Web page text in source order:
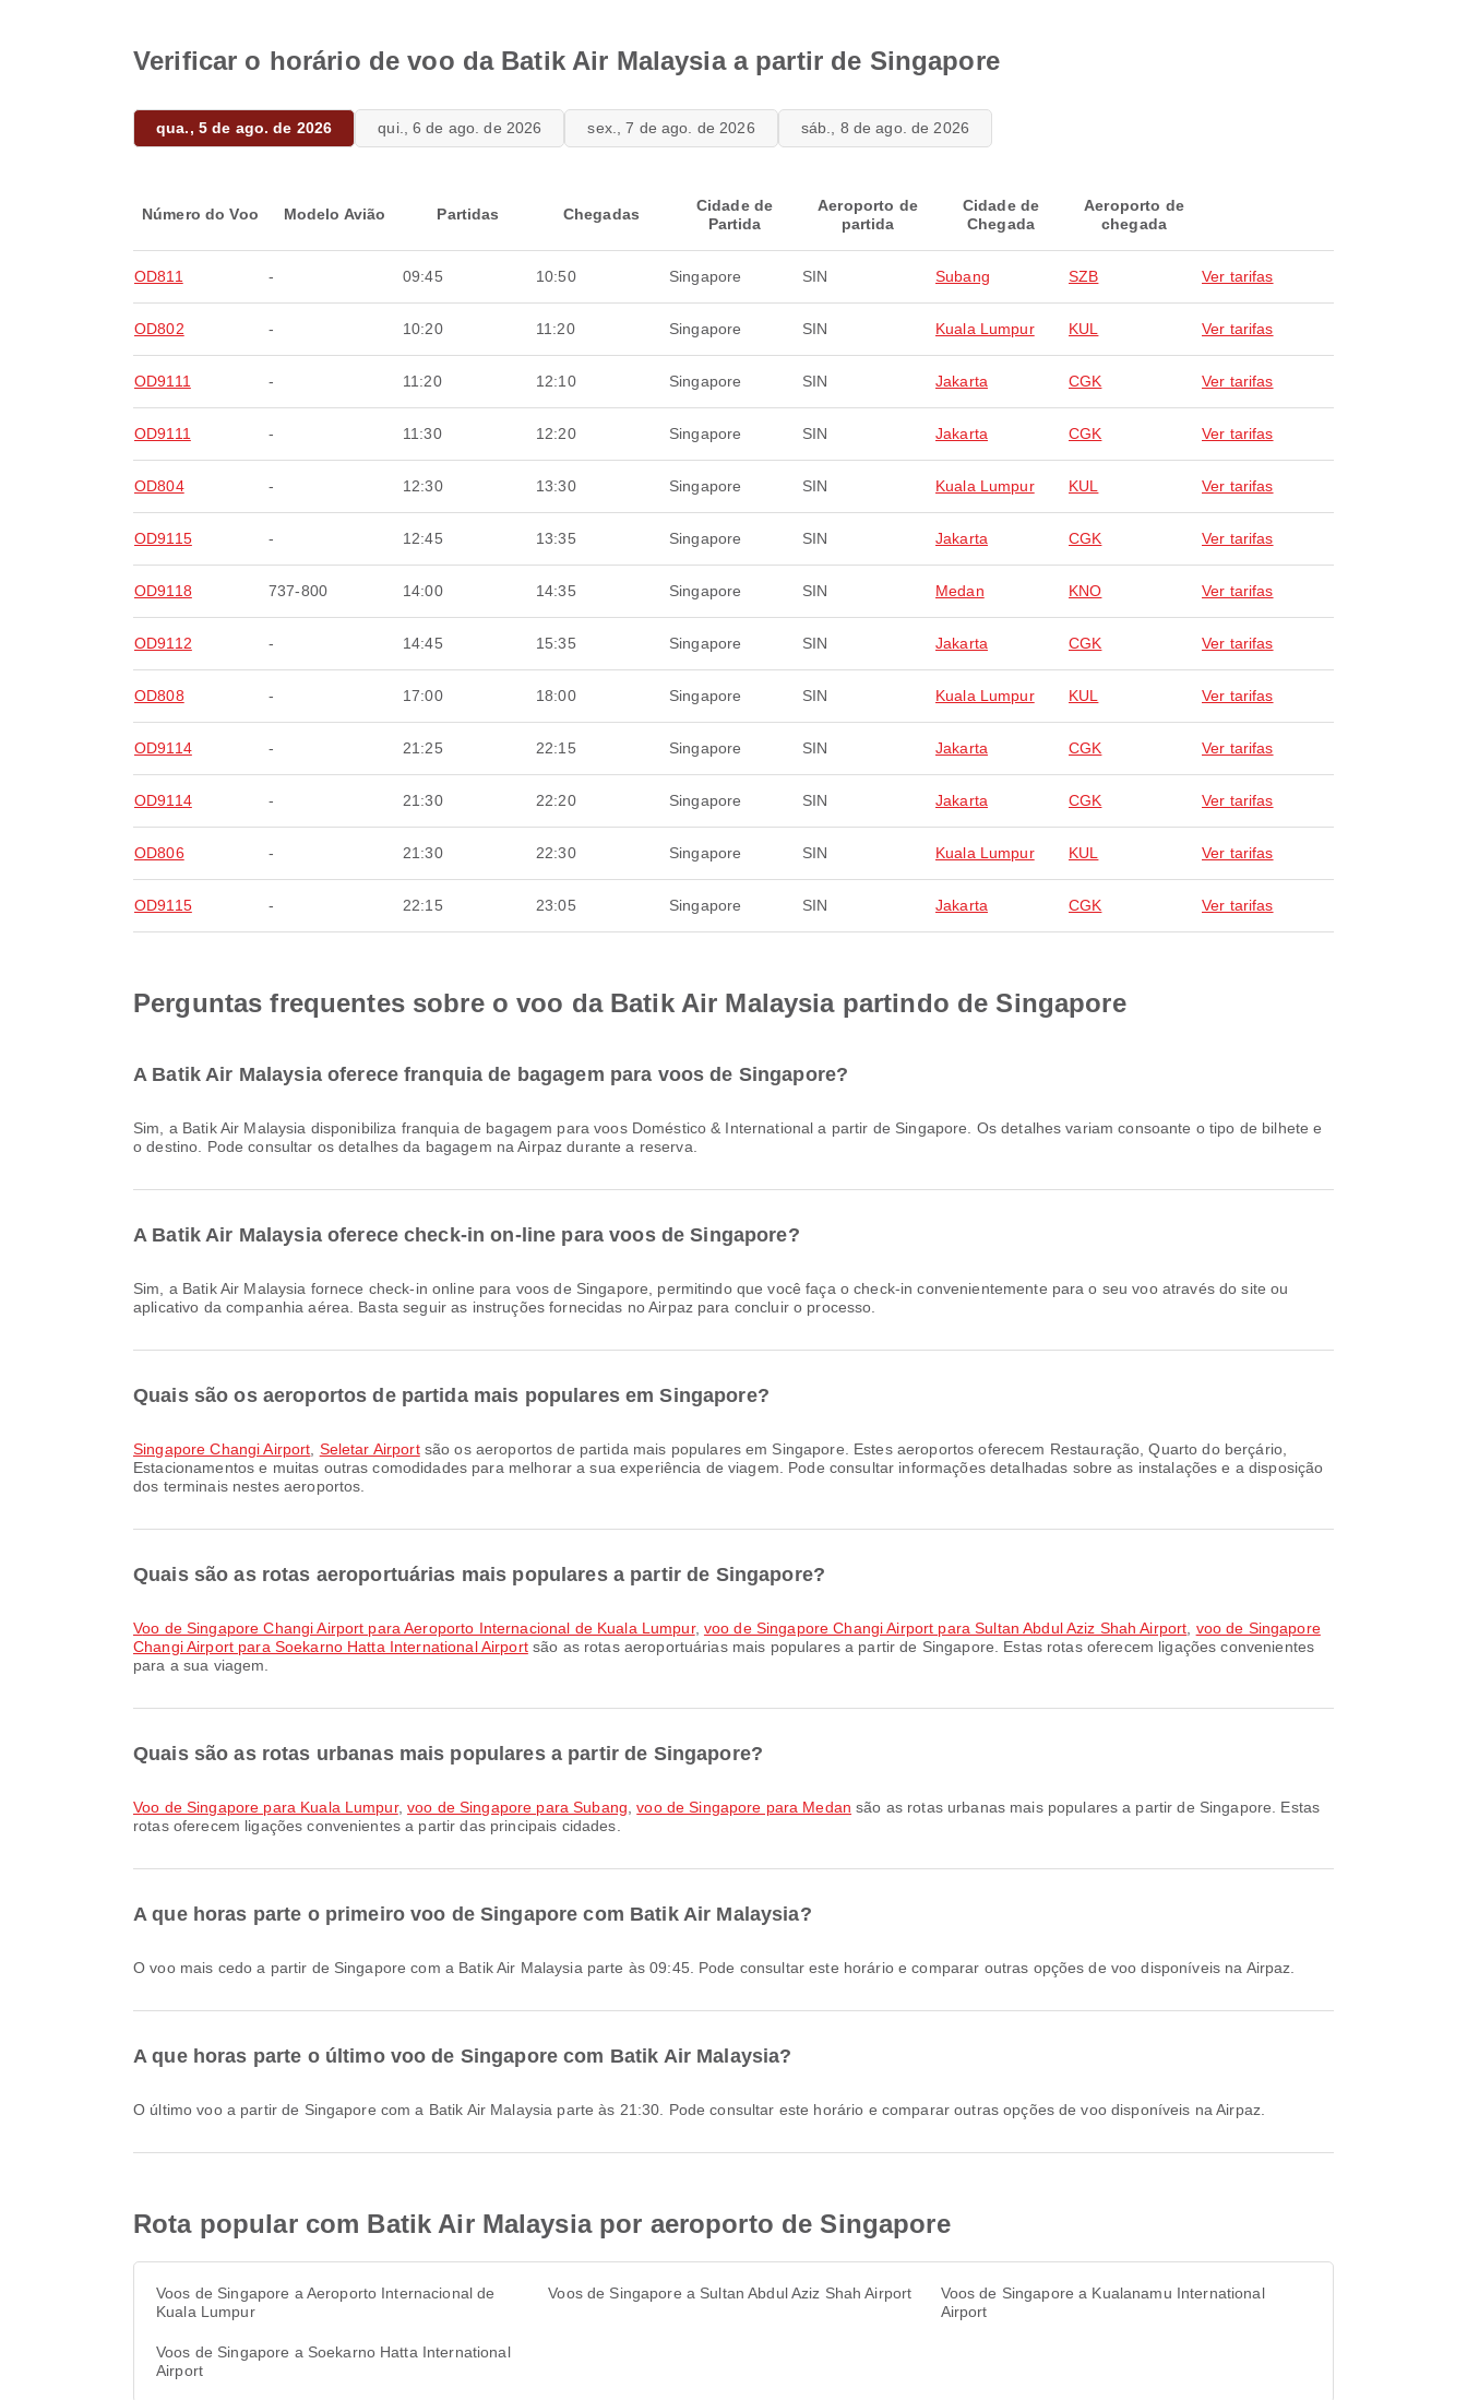
Verificar o horário de voo da Batik Air Malaysia a partir de Singapore
qua., 5 de ago. de 2026 qui., 6 de ago. de 2026 sex., 7 de ago. de 2026 sáb., 8 de ago. de 2026
Número do Voo Modelo Avião Partidas Chegadas
Cidade de
Partida
Aeroporto de
partida
Cidade de
Chegada
Aeroporto de
chegada
OD811 - 09:45 10:50 Singapore SIN Subang SZB Ver tarifas
OD802 - 10:20 11:20 Singapore SIN Kuala Lumpur KUL Ver tarifas
OD9111 - 11:20 12:10 Singapore SIN Jakarta CGK Ver tarifas
OD9111 - 11:30 12:20 Singapore SIN Jakarta CGK Ver tarifas
OD804 - 12:30 13:30 Singapore SIN Kuala Lumpur KUL Ver tarifas
OD9115 - 12:45 13:35 Singapore SIN Jakarta CGK Ver tarifas
OD9118 737-800 14:00 14:35 Singapore SIN Medan KNO Ver tarifas
OD9112 - 14:45 15:35 Singapore SIN Jakarta CGK Ver tarifas
OD808 - 17:00 18:00 Singapore SIN Kuala Lumpur KUL Ver tarifas
OD9114 - 21:25 22:15 Singapore SIN Jakarta CGK Ver tarifas
OD9114 - 21:30 22:20 Singapore SIN Jakarta CGK Ver tarifas
OD806 - 21:30 22:30 Singapore SIN Kuala Lumpur KUL Ver tarifas
OD9115 - 22:15 23:05 Singapore SIN Jakarta CGK Ver tarifas
Perguntas frequentes sobre o voo da Batik Air Malaysia partindo de Singapore
A Batik Air Malaysia oferece franquia de bagagem para voos de Singapore?
Sim, a Batik Air Malaysia disponibiliza franquia de bagagem para voos Doméstico & International a partir de Singapore. Os detalhes variam consoante o tipo de bilhete e
o destino. Pode consultar os detalhes da bagagem na Airpaz durante a reserva.
A Batik Air Malaysia oferece check-in on-line para voos de Singapore?
Sim, a Batik Air Malaysia fornece check-in online para voos de Singapore, permitindo que você faça o check-in convenientemente para o seu voo através do site ou
aplicativo da companhia aérea. Basta seguir as instruções fornecidas no Airpaz para concluir o processo.
Quais são os aeroportos de partida mais populares em Singapore?
Singapore Changi Airport Seletar Airportsão os aeroportos de partida mais populares em Singapore. Estes aeroportos oferecem Restauração, Quarto do berçário,
Estacionamentos e muitas outras comodidades para melhorar a sua experiência de viagem. Pode consultar informações detalhadas sobre as instalações e a disposição
dos terminais nestes aeroportos.
Quais são as rotas aeroportuárias mais populares a partir de Singapore?
voo de Singapore Changi Airport para Aeroporto Internacional de Kuala Lumpur, voo de Singapore Changi Airport para Sultan Abdul Aziz Shah Airport voo de Singapore
Changi Airport para Soekarno Hatta International Airportsão as rotas aeroportuárias mais populares a partir de Singapore. Estas rotas oferecem ligações convenientes
para a sua viagem.
Quais são as rotas urbanas mais populares a partir de Singapore?
voo de Singapore para Kuala Lumpur,voo de Singapore para Subang ,voo de Singapore para Medan são as rotas urbanas mais populares a partir de Singapore. Estas
rotas oferecem ligações convenientes a partir das principais cidades.
A que horas parte o primeiro voo de Singapore com Batik Air Malaysia?
O voo mais cedo a partir de Singapore com a Batik Air Malaysia parte às 09:45. Pode consultar este horário e comparar outras opções de voo disponíveis na Airpaz.
A que horas parte o último voo de Singapore com Batik Air Malaysia?
O último voo a partir de Singapore com a Batik Air Malaysia parte às 21:30. Pode consultar este horário e comparar outras opções de voo disponíveis na Airpaz.
Rota popular com Batik Air Malaysia por aeroporto de Singapore
Voos de Singapore a Aeroporto Internacional de
Kuala Lumpur
Voos de Singapore a Sultan Abdul Aziz Shah Airport
Voos de Singapore a Kualanamu International
Airport
Voos de Singapore a Soekarno Hatta International
Airport